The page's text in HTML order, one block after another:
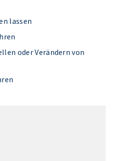
lassen
oder Verändern von